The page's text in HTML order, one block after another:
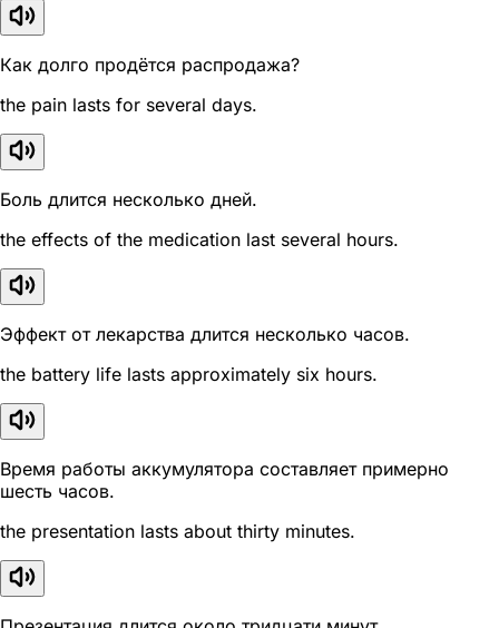
Как долго продётся распродажа?
the pain lasts for several days.
Боль длится несколько дней.
the effects of the medication last several hours.
Эффект от лекарства длится несколько часов.
the battery life lasts approximately six hours.
Время работы аккумулятора составляет примерно
шесть часов.
the presentation lasts about thirty minutes.